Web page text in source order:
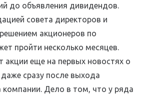
до объявления дивидендов.
совета директоров и
акционеров по
пройти несколько месяцев.
акции еще на первых новостях о
сразу после выхода
компании. Дело в том, что у ряда